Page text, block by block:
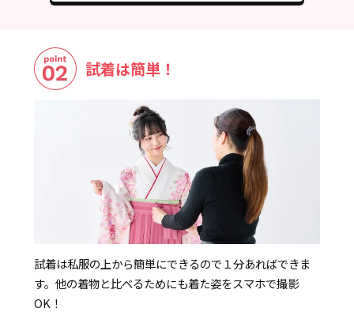
試着は簡単！
試着は私服の上から簡単にできるので１分あればできま
す。他の着物と比べるためにも着た姿をスマホで撮影
OK！